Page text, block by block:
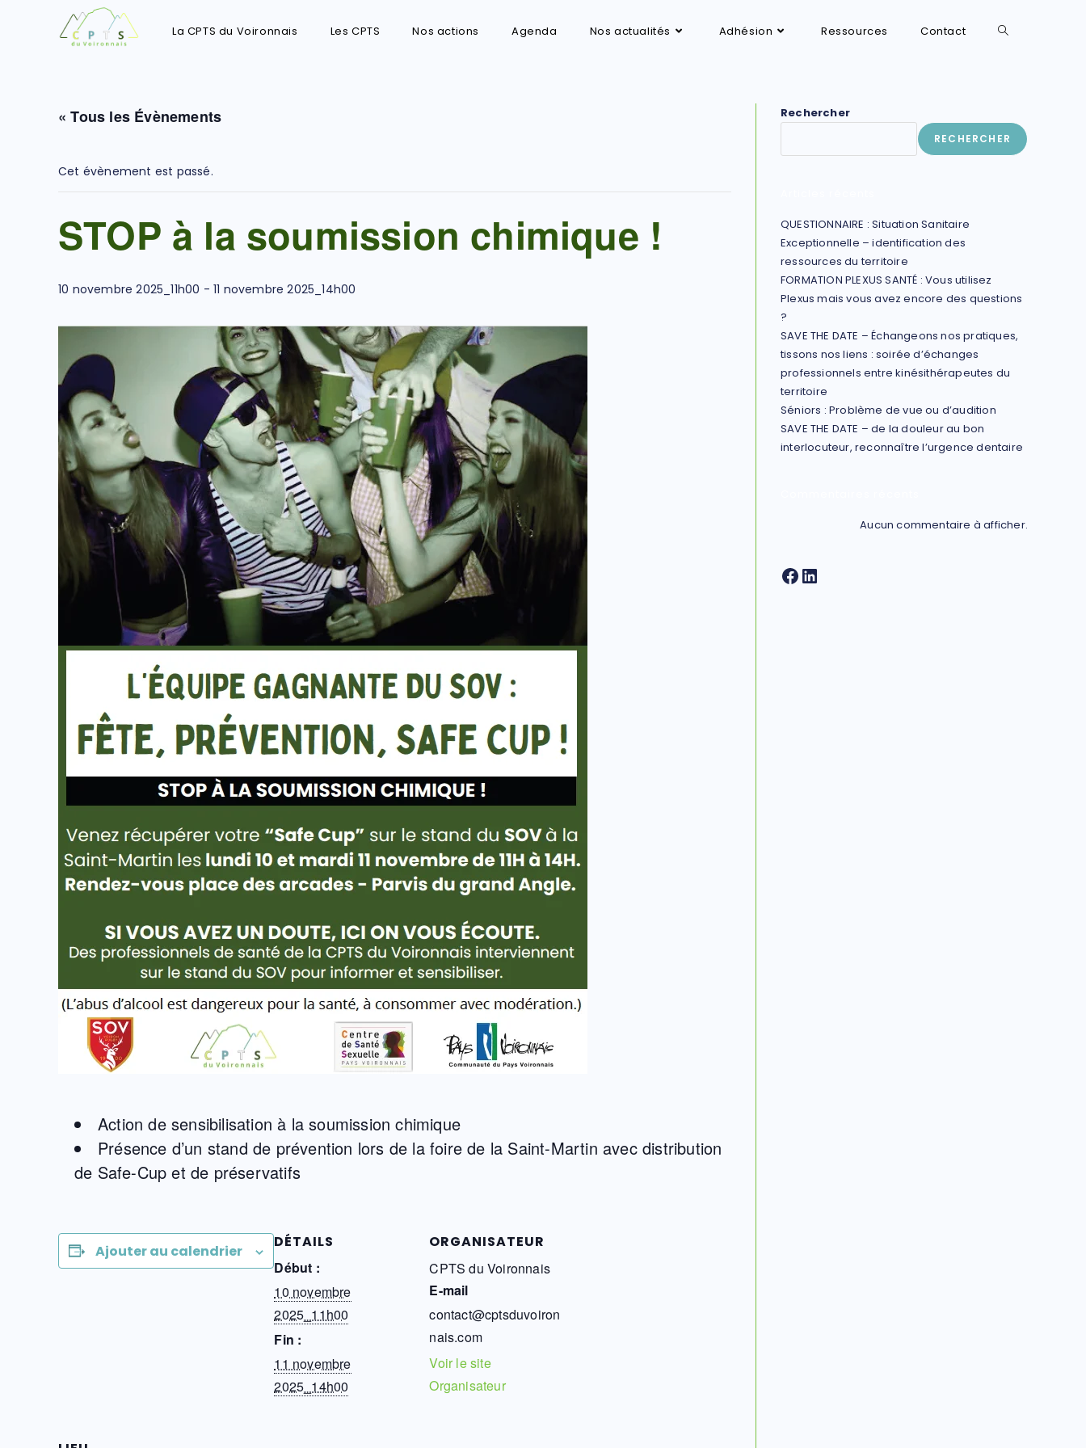
La CPTS du Voironnais Les CPTS Nos actions Agenda Nos actualités Adhésion Ressources Contact
« Tous les Évènements
Cet évènement est passé.
STOP à la soumission chimique !
10 novembre 2025_11h00 -11 novembre 2025_14h00
Action de sensibilisation à la soumission chimique
Présence d’un stand de prévention lors de la foire de la Saint-Martin avec distribution
de Safe-Cup et de préservatifs
Ajouter au calendrier
DÉTAILS
Début :
10 novembre
2025_11h00
Fin :
11 novembre
2025_14h00
ORGANISATEUR
CPTS du Voironnais
E-mail
contact@cptsduvoiron
nais.com
Voir le site
Organisateur
Rechercher
RECHERCHER
QUESTIONNAIRE : Situation Sanitaire
Exceptionnelle – identification des
ressources du territoire
FORMATION PLEXUS SANTÉ : Vous utilisez
Plexus mais vous avez encore des questions
?
SAVE THE DATE – Échangeons nos pratiques,
tissons nos liens : soirée d’échanges
professionnels entre kinésithérapeutes du
territoire
Séniors : Problème de vue ou d’audition
SAVE THE DATE – de la douleur au bon
interlocuteur, reconnaître l’urgence dentaire
Aucun commentaire à afficher.